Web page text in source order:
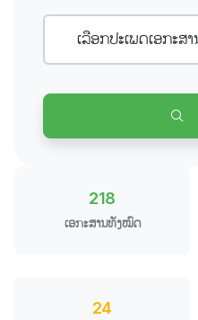
218
ເອກະສານທັງໝົດ
24